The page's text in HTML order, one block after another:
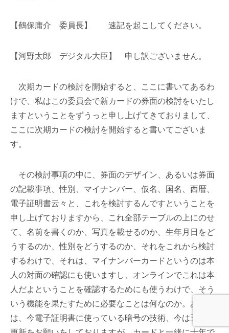
【鶴保庸介 委員長】 速記を起こしてください。
【河野太郎 デジタル大臣】 申し訳ございません。
次期カードの検討を開始すると、ここに書いてあるわ
けで、私はこの委員会で新カードの券面の検討をいたし
ますということをずうっと申し上げてきておりまして、
ここに次期カードの検討を開始すると書いてございま
す。
その検討事項の中に、券面のデザイン、あるいは券面
の記載事項、性別、マイナンバー、仮名、国名、西暦、
電子証明書云々と、これを検討するんですということを
申し上げておりますから、これ全部テーブルの上にのせ
て、名前を書くのか、写真を載せるのか、生年月日をど
うするのか、性別をどうするのか、それをこれから検討
するわけで、それは、マイナンバーカードというのは本
人の対面の確認にも使いますし、オンラインでこれは本
人だよということを確認するためにも使うわけで、そう
いう機能を果たすために必要なことは何なのか。あるい
は、今電子証明書に使っている暗号の技術、今は五年で